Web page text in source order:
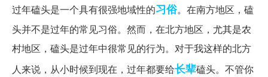
过年磕头是一个具有很强地域性的习俗。在南方地区，磕
头并不是过年的常见习俗。然而，在北方地区，尤其是农
村地区，磕头是过年中很常见的行为。对于我这样的北方
人来说，从小时候到现在，过年都要给长辈磕头。不管你